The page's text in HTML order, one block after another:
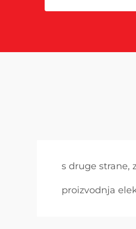
s druge strane,
proizvodnja